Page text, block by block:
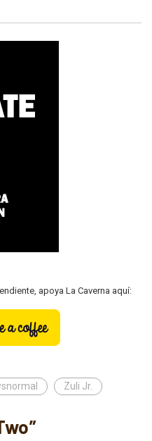
apoya La Caverna aquí:
Zuli Jr.